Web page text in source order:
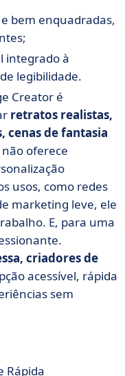
bem enquadradas,
integrado à
legibilidade.
Creator é
retratos realistas,
cenas de fantasia
não oferece
usos, como redes
marketing leve, ele
E, para uma
criadores de
acessível, rápida
sem
Rápida